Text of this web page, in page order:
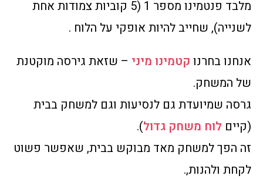
מלבד פנטמינו מספר 1 (5 קוביות צמודות אחת
לשנייה), שחייב להיות אופקי על הלוח .
אנחנו בחרנו קטמינו מיני – שזאת גירסה מוקטנת
של המשחק.
גרסה שמיועדת גם לנסיעות וגם למשחק בבית
(קיים לוח משחק גדול).
זה הפך למשחק מאד מבוקש בבית, שאפשר פשוט
לקחת ולהנות,.